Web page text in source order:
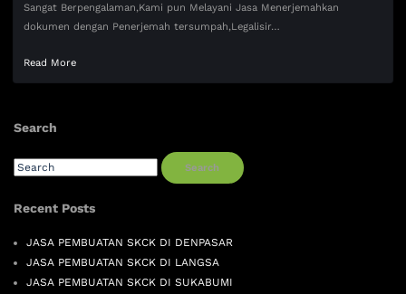
Sangat Berpengalaman,Kami pun Melayani Jasa Menerjemahkan
dokumen dengan Penerjemah tersumpah,Legalisir…
Read More
Search
Search
Recent Posts
JASA PEMBUATAN SKCK DI DENPASAR
JASA PEMBUATAN SKCK DI LANGSA
JASA PEMBUATAN SKCK DI SUKABUMI